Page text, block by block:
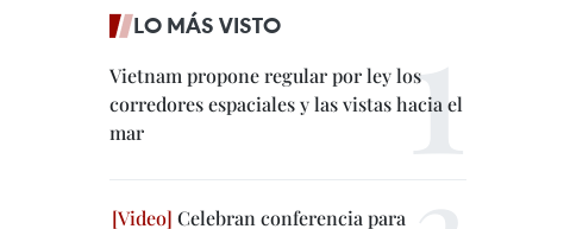
LO MÁS VISTO
Vietnam propone regular por ley los
corredores espaciales y las vistas hacia el
mar
Celebran conferencia para